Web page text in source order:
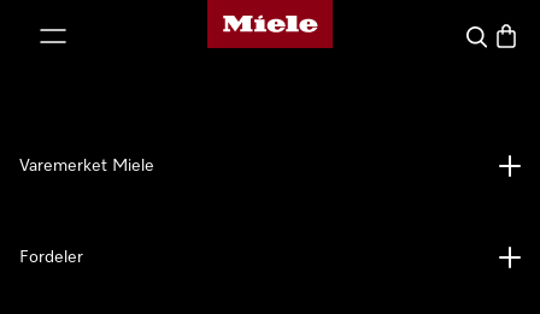
Mieles hjemmeside
Søk
Varemerket Miele
Fordeler